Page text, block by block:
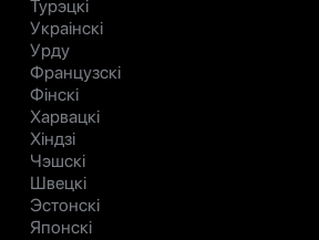
Турэцкі
Украінскі
Урду
Французскі
Фінскі
Харвацкі
Хіндзі
Чэшскі
Швецкі
Эстонскі
Японскі